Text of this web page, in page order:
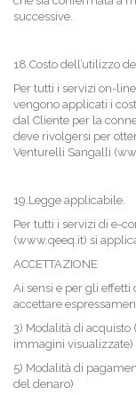
successive.
18.Costo dell’utilizzo
Per tutti i servizi on-
vengono applicati i
dal Cliente per la
deve rivolgersi per
Venturelli Sangalli
19.Legge applicabile.
Per tutti i servizi di e-
(www.qeeq.it) si
ACCETTAZIONE
Ai sensi e per gli effetti
accettare
3) Modalità di
immagini visualizzate)
5) Modalità di
del denaro)